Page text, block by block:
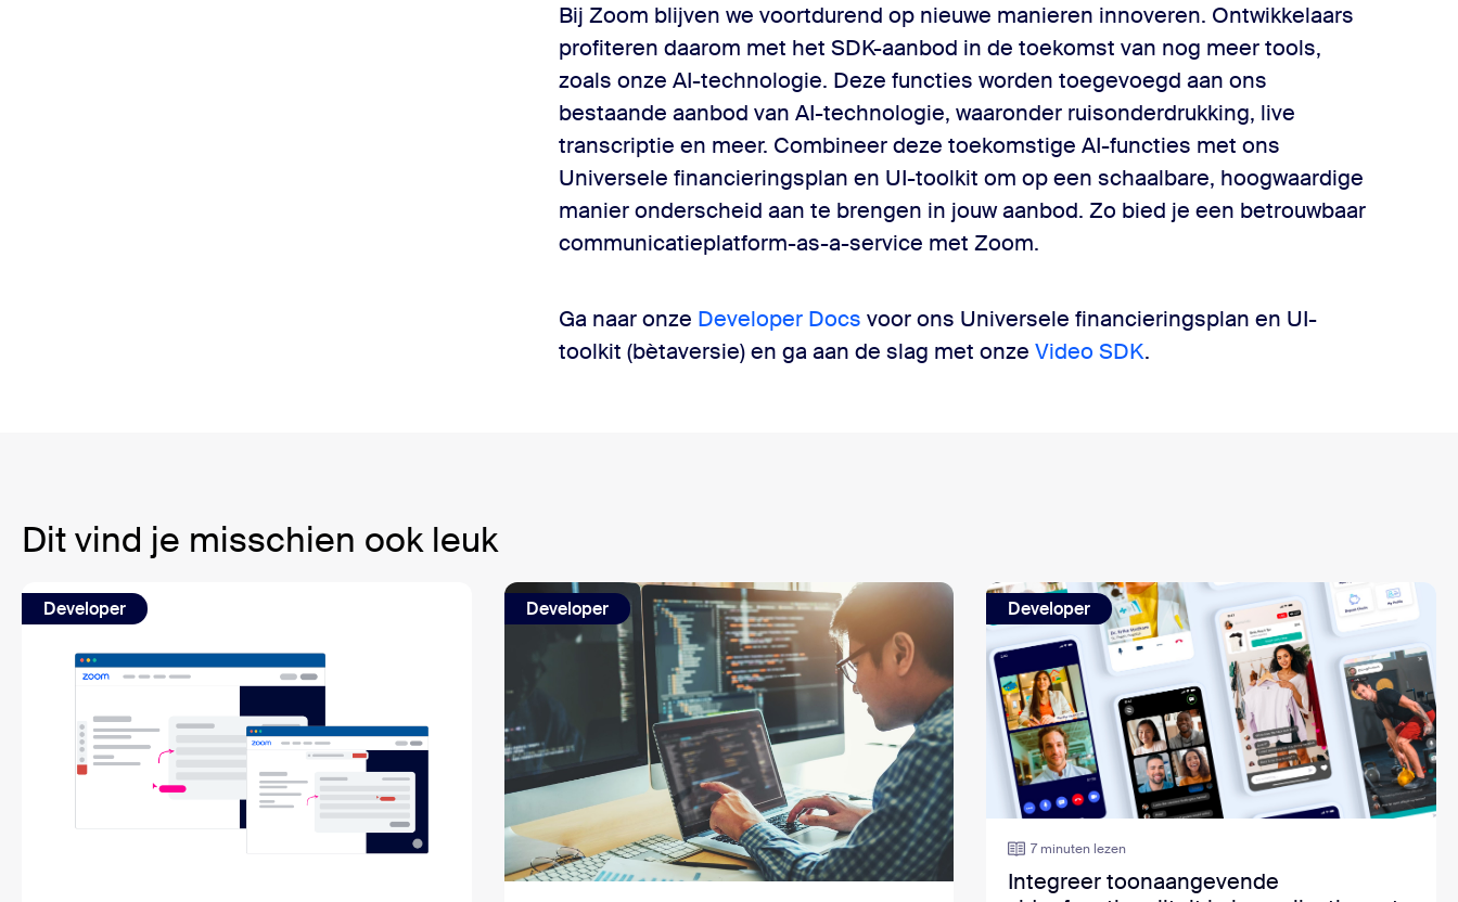
Bij Zoom blijven we voortdurend op nieuwe manieren innoveren. Ontwikkelaars
profiteren daarom met het SDK-aanbod in de toekomst van nog meer tools,
zoals onze AI-technologie. Deze functies worden toegevoegd aan ons
bestaande aanbod van AI-technologie, waaronder ruisonderdrukking, live
transcriptie en meer. Combineer deze toekomstige AI-functies met ons
Universele financieringsplan en UI-toolkit om op een schaalbare, hoogwaardige
manier onderscheid aan te brengen in jouw aanbod. Zo bied je een betrouwbaar
communicatieplatform-as-a-service met Zoom.
Ga naar onze Developer Docs voor ons Universele financieringsplan en UI-
toolkit (bètaversie) en ga aan de slag met onze Video SDK.
Dit vind je misschien ook leuk
Developer Developer Developer
7 minuten lezen
Integreer toonaangevende